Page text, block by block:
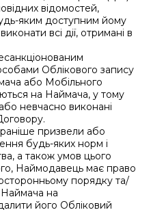
відомостей,
яким доступним йому
всі дії, отримані в
Облікового запису
або Мобільного
на Наймача, у тому
невчасно виконані
призвели або
будь-яких норм і
а також умов цього
Наймодавець має право
порядку та/
Наймача на
його Обліковий